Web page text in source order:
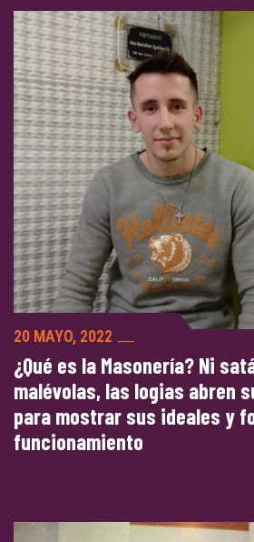
20 MAYO, 2022
¿Qué es la Masonería? Ni
malévolas, las logias abren
para mostrar sus ideales y
funcionamiento